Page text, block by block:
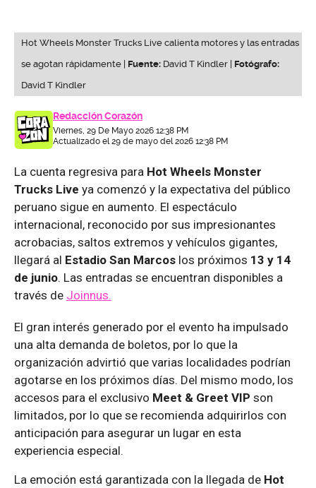
Hot Wheels Monster Trucks Live calienta motores y las entradas
se agotan rápidamente | Fuente: David T Kindler | Fotógrafo:
David T Kindler
Redacción Corazón
Viernes, 29 De Mayo 2026 12:38 PM
Actualizado el 29 de mayo del 2026 12:38 PM
La cuenta regresiva para Hot Wheels Monster
Trucks Live ya comenzó y la expectativa del público
peruano sigue en aumento. El espectáculo
internacional, reconocido por sus impresionantes
acrobacias, saltos extremos y vehículos gigantes,
llegará al Estadio San Marcos los próximos 13 y 14
de junio. Las entradas se encuentran disponibles a
través de Joinnus.
El gran interés generado por el evento ha impulsado
una alta demanda de boletos, por lo que la
organización advirtió que varias localidades podrían
agotarse en los próximos días. Del mismo modo, los
accesos para el exclusivo Meet & Greet VIP son
limitados, por lo que se recomienda adquirirlos con
anticipación para asegurar un lugar en esta
experiencia especial.
La emoción está garantizada con la llegada de Hot